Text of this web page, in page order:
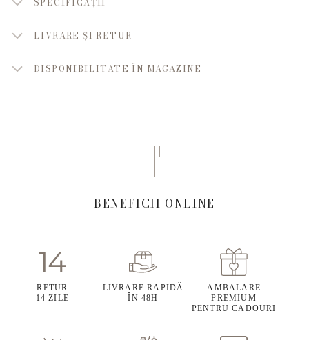
LIVRARE ȘI RETUR
DISPONIBILITATE ÎN MAGAZINE
BENEFICII ONLINE
RETUR
14 ZILE
LIVRARE RAPIDĂ
ÎN 48H
AMBALARE
PREMIUM
PENTRU CADOURI